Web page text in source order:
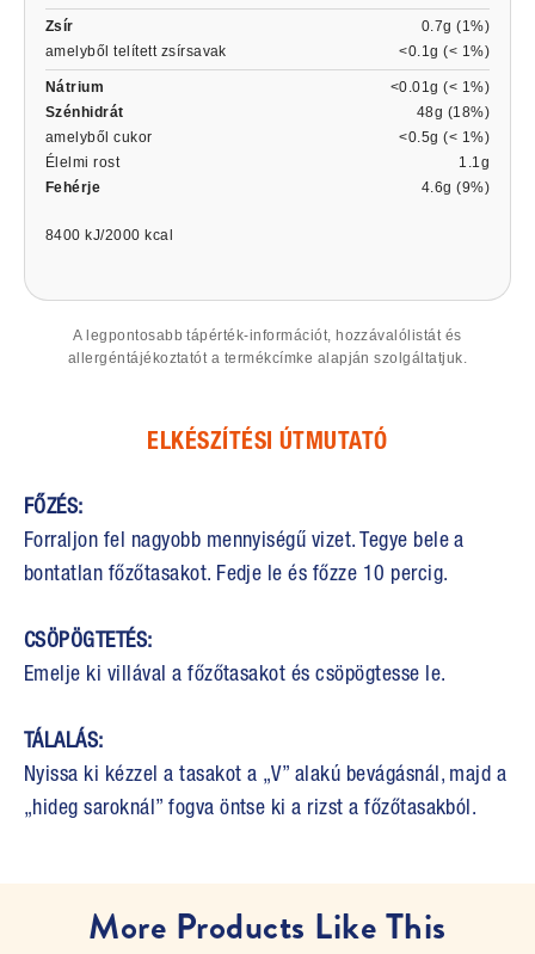
Zsír
0.7g (1%)
amelyből telített zsírsavak
<0.1g (< 1%)
Nátrium
<0.01g (< 1%)
Szénhidrát
48g (18%)
amelyből cukor
<0.5g (< 1%)
Élelmi rost
1.1g
Fehérje
4.6g (9%)
8400 kJ/2000 kcal
A legpontosabb tápérték-információt, hozzávalólistát és
allergéntájékoztatót a termékcímke alapján szolgáltatjuk.
ELKÉSZÍTÉSI ÚTMUTATÓ
FŐZÉS:
Forraljon fel nagyobb mennyiségű vizet. Tegye bele a
bontatlan főzőtasakot. Fedje le és főzze 10 percig.
CSÖPÖGTETÉS:
Emelje ki villával a főzőtasakot és csöpögtesse le.
TÁLALÁS:
Nyissa ki kézzel a tasakot a „V” alakú bevágásnál, majd a
„hideg saroknál” fogva öntse ki a rizst a főzőtasakból.
More Products Like This